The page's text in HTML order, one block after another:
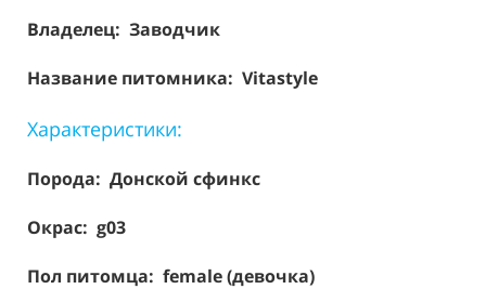
Владелец: Заводчик
Название питомника: Vitastyle
Характеристики:
Порода: Донской сфинкс
Окрас: g03
Пол питомца: female (девочка)